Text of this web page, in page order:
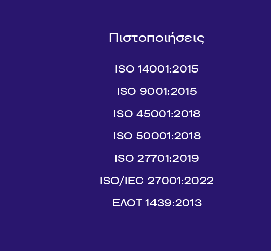
Πιστοποιήσεις
ISO 14001:2015
ISO 9001:2015
ISO 45001:2018
ISO 50001:2018
ISO 27701:2019
ISO/IEC 27001:2022
ΕΛΟΤ 1439:2013